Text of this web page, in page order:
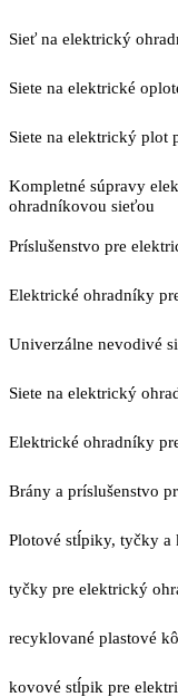
Sieť na elektrický
Siete na elektrické
Siete na elektrický plot
Kompletné súpravy
ohradníkovou sieťou
Príslušenstvo pre
Elektrické ohradníky
Univerzálne nevodivé
Siete na elektrický
Elektrické ohradníky
Brány a príslušenstvo
Plotové stĺpiky, tyčky a
tyčky pre elektrický
recyklované plastové
kovové stĺpik pre